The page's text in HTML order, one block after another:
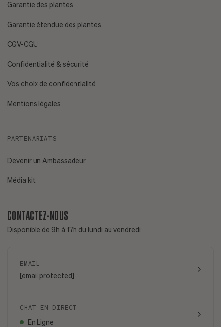
Garantie des plantes
Garantie étendue des plantes
CGV-CGU
Confidentialité & sécurité
Vos choix de confidentialité
Mentions légales
PARTENARIATS
Devenir un Ambassadeur
Média kit
CONTACTEZ-NOUS
Disponible de 9h à 17h du lundi au vendredi
EMAIL
[email protected]
CHAT EN DIRECT
En Ligne